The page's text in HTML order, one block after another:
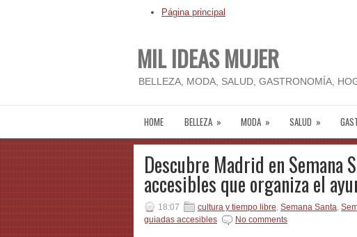
Página principal
MIL IDEAS MUJER
BELLEZA, MODA, SALUD, GASTRONOMÍA,
HOME BELLEZA » MODA » SALUD »
Descubre Madrid en Semana
accesibles que organiza el
18:07 cultura y tiempo libre, Semana Santa,
guiadas accesibles
No comments